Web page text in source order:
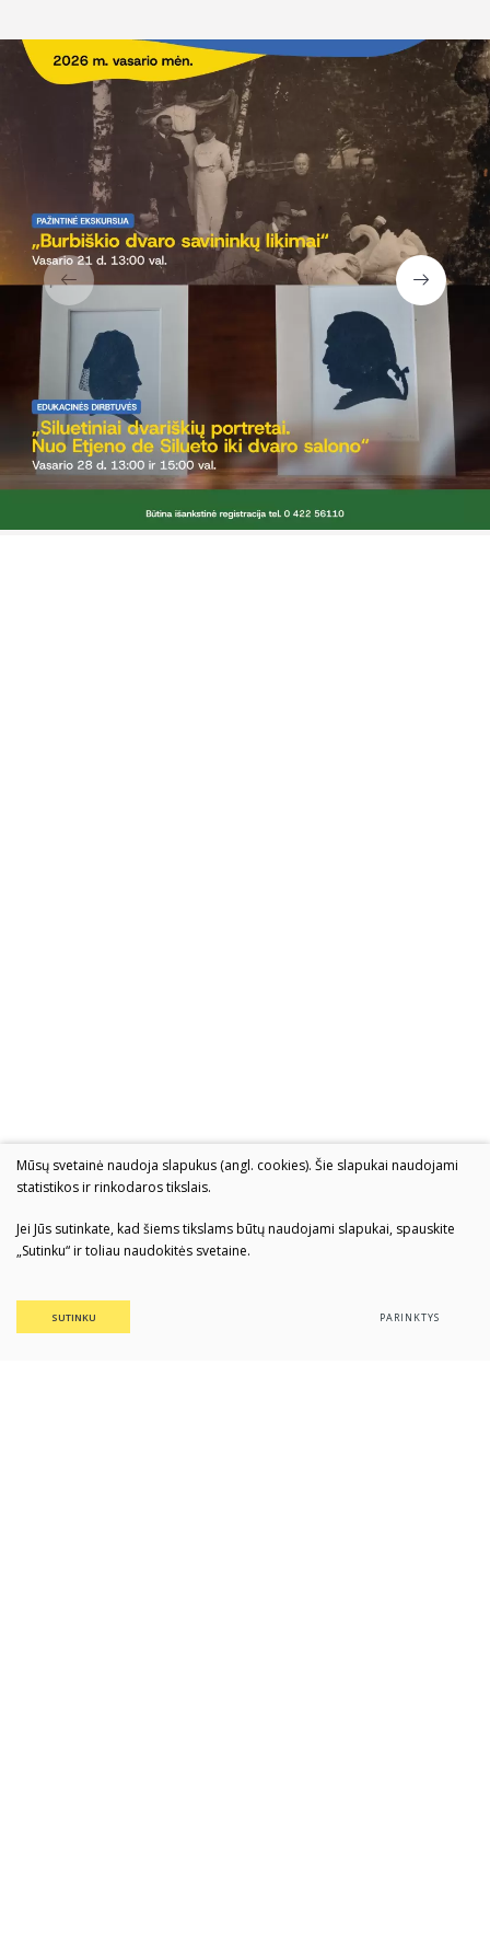
Mūsų svetainė naudoja slapukus (angl. cookies). Šie slapukai naudojami
statistikos ir rinkodaros tikslais.
Jei Jūs sutinkate, kad šiems tikslams būtų naudojami slapukai, spauskite
„Sutinku“ ir toliau naudokitės svetaine.
SUTINKU PARINKTYS